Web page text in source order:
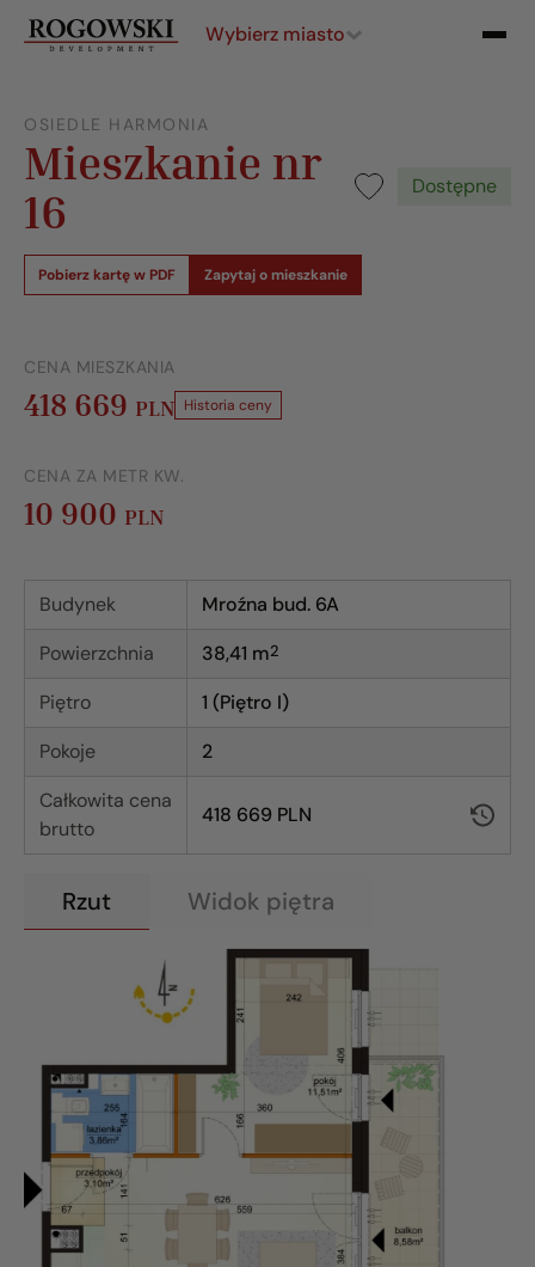
Wybierz miasto
OSIEDLE HARMONIA
Mieszkanie nr
16
Dostępne
Pobierz kartę w PDF Zapytaj o mieszkanie
CENA MIESZKANIA
418 669 PLN Historia ceny
CENA ZA METR KW.
10 900 PLN
Budynek
Mroźna bud. 6A
Powierzchnia
38,41 m2
Piętro
1 (Piętro I)
Pokoje
2
Całkowita cena
brutto
418 669 PLN
Rzut Widok piętra